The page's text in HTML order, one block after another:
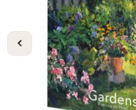
VORIGE